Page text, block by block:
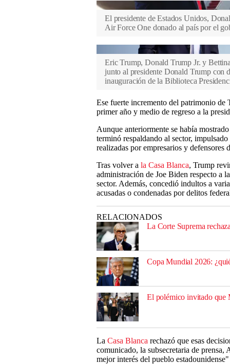
El presidente de Estados Unidos,
Air Force One donado al país por el
Eric Trump, Donald Trump Jr. y
junto al presidente Donald Trump con
inauguración de la Biblioteca
Ese fuerte incremento del patrimonio de
primer año y medio de regreso a la
Aunque anteriormente se había
terminó respaldando al sector,
realizadas por empresarios y defensores
Tras volver a la Casa Blanca, Trump
administración de Joe Biden respecto a
sector. Además, concedió indultos a
acusadas o condenadas por delitos
RELACIONADOS
La Corte Suprema
Copa Mundial 2026:
El polémico invitado que
La Casa Blanca rechazó que esas
comunicado, la subsecretaria de
mejor interés del pueblo